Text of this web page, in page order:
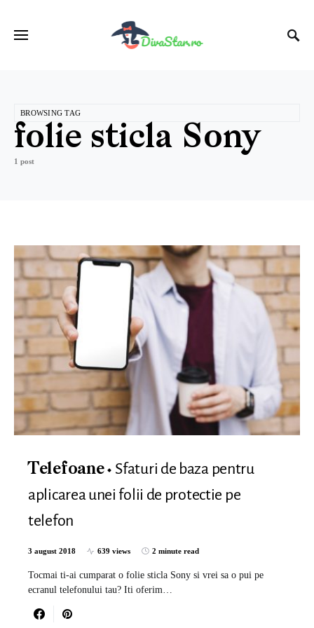
BROWSING TAG
folie sticla Sony
1 post
Telefoane
Sfaturi de baza pentru
aplicarea unei folii de protectie pe
telefon
3 august 2018 639 views 2 minute read
Tocmai ti-ai cumparat o folie sticla Sony si vrei sa o pui pe
ecranul telefonului tau? Iti oferim…